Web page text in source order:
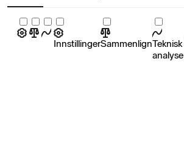
InnstillingerSammenlignTeknisk
analyse